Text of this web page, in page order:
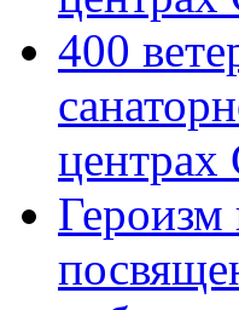
400
центрах
Героизм